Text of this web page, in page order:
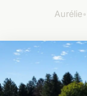
Aurélie•